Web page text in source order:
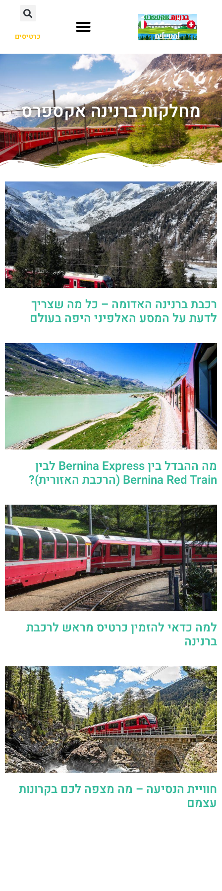
כרטיסים
מחלקות ברנינה אקספרס
רכבת ברנינה האדומה – כל מה שצריך
לדעת על המסע האלפיני היפה בעולם
מה ההבדל בין Bernina Express לבין
Bernina Red Train (הרכבת האזורית)?
למה כדאי להזמין כרטיס מראש לרכבת
ברנינה
חוויית הנסיעה – מה מצפה לכם בקרונות
עצמם